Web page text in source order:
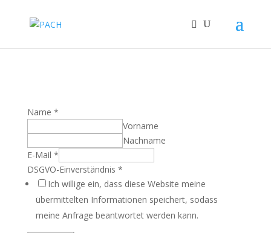
Name *
Vorname
Nachname
E-Mail *
DSGVO-Einverständnis *
Ich willige ein, dass diese Website meine
übermittelten Informationen speichert, sodass
meine Anfrage beantwortet werden kann.